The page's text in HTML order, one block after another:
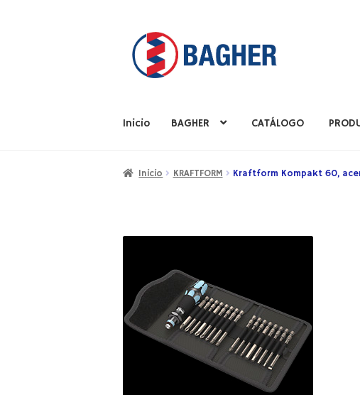
Inicio BAGHER CATÁLOGO
Inicio BAGHER CATÁLOGO PRODUCTOS SERVICIOS
Inicio KRAFTFORM Kraftform Kompakt 60,